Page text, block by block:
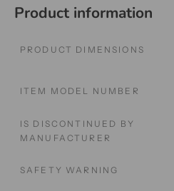
Product information
PRODUCT DIMENSIONS
ITEM MODEL NUMBER
IS DISCONTINUED BY
MANUFACTURER
SAFETY WARNING